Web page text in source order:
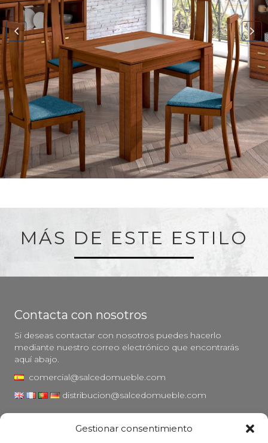
Gestionar consentimiento
MÁS DE ESTE ESTILO
Contacta con nosotros
Si deseas contactar con nosotros puedes hacerlo
mediante nuestro correo electrónico que encontrarás
aquí abajo.
comercial@salcedomueble.com
distribucion@salcedomueble.com